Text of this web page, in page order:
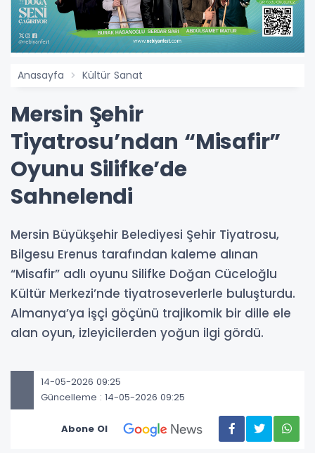
Anasayfa Kültür Sanat
Mersin Şehir
Tiyatrosu’ndan “Misafir”
Oyunu Silifke’de
Sahnelendi
Mersin Büyükşehir Belediyesi Şehir Tiyatrosu,
Bilgesu Erenus tarafından kaleme alınan
“Misafir” adlı oyunu Silifke Doğan Cüceloğlu
Kültür Merkezi’nde tiyatroseverlerle buluşturdu.
Almanya’ya işçi göçünü trajikomik bir dille ele
alan oyun, izleyicilerden yoğun ilgi gördü.
14-05-2026 09:25
Güncelleme : 14-05-2026 09:25
Abone Ol